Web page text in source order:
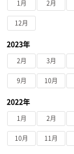
1月 2月
12月
2023年
2月 3月
9月 10月
2022年
1月 2月
10月 11月